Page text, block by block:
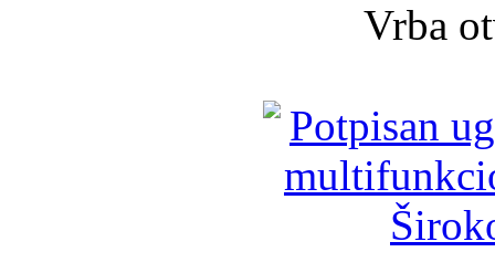
Vrba